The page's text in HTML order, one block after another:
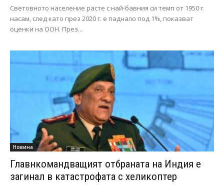
Световното население расте с най-бавния си темп от 1950 г.
насам, след като през 2020 г. е паднало под 1%, показват
оценки на ООН. През...
Новина
Главнкомандващият отбраната на Индия е
загинал в катастрофата с хеликоптер